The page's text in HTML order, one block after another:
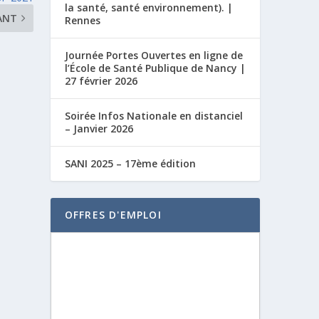
la santé, santé environnement). |
Rennes
Journée Portes Ouvertes en ligne de
l’École de Santé Publique de Nancy |
27 février 2026
Soirée Infos Nationale en distanciel
– Janvier 2026
SANI 2025 – 17ème édition
OFFRES D'EMPLOI